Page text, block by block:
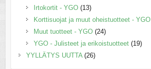
Irtokortit - YGO (13)
Korttisuojat ja muut oheistuotteet - YGO
Muut tuotteet - YGO (24)
YGO - Julisteet ja erikoistuotteet (19)
YYLLÄTYS UUTTA (26)